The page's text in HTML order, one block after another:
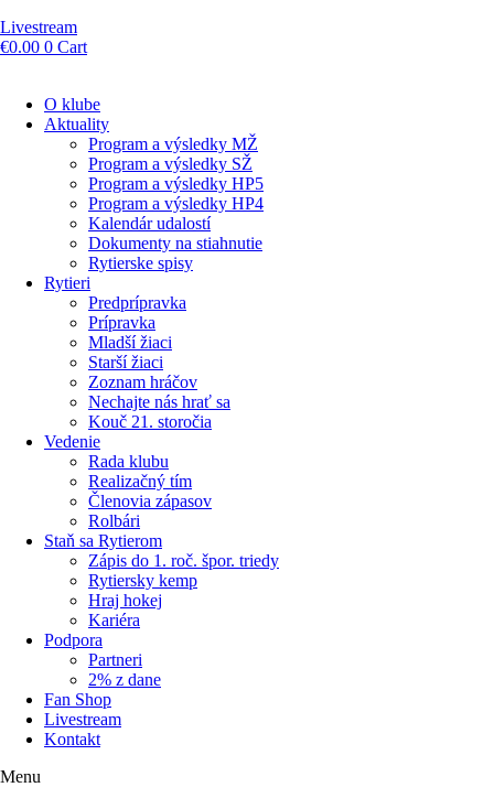
Livestream
€0.00 0 Cart
O klube
Aktuality
Program a výsledky MŽ
Program a výsledky SŽ
Program a výsledky HP5
Program a výsledky HP4
Kalendár udalostí
Dokumenty na stiahnutie
Rytierske spisy
Rytieri
Predprípravka
Prípravka
Mladší žiaci
Starší žiaci
Zoznam hráčov
Nechajte nás hrať sa
Kouč 21. storočia
Vedenie
Rada klubu
Realizačný tím
Členovia zápasov
Rolbári
Staň sa Rytierom
Zápis do 1. roč. špor. triedy
Rytiersky kemp
Hraj hokej
Kariéra
Podpora
Partneri
2% z dane
Fan Shop
Livestream
Kontakt
Menu